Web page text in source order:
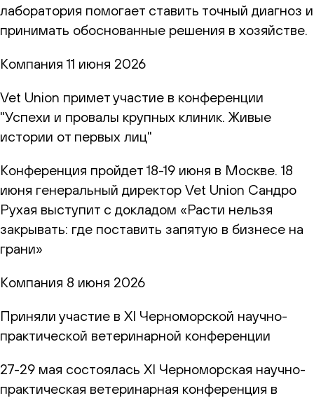
лаборатория помогает ставить точный диагноз и
принимать обоснованные решения в хозяйстве.
Компания 11 июня 2026
Vet Union примет участие в конференции
"Успехи и провалы крупных клиник. Живые
истории от первых лиц"
Конференция пройдет 18-19 июня в Москве. 18
июня генеральный директор Vet Union Сандро
Рухая выступит с докладом «Расти нельзя
закрывать: где поставить запятую в бизнесе на
грани»
Компания 8 июня 2026
Приняли участие в XI Черноморской научно-
практической ветеринарной конференции
27-29 мая состоялась XI Черноморская научно-
практическая ветеринарная конференция в